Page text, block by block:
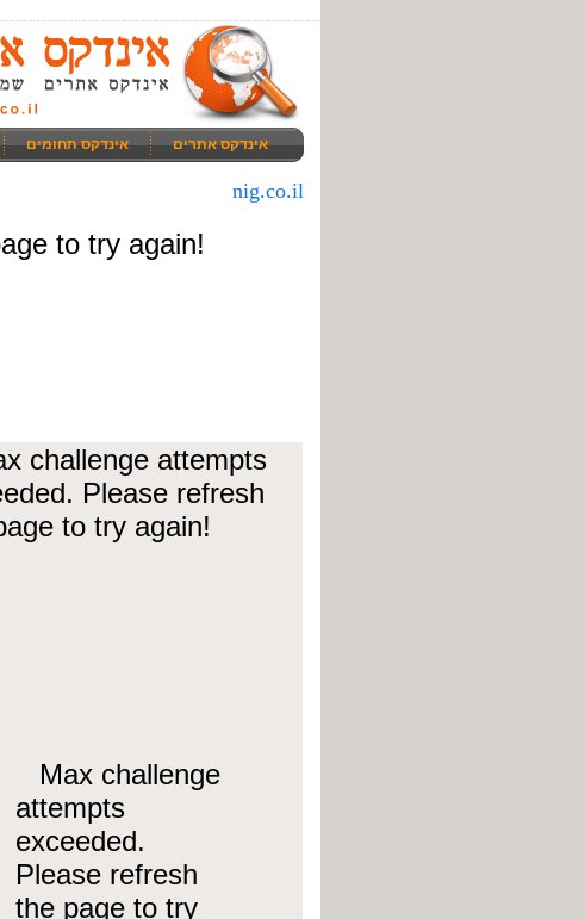
אינדקס אתרים אינדקס תחומים
nig.co.il